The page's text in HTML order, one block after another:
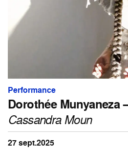
Performance
Dorothée Munyaneza
Cassandra Moun
27 sept.2025